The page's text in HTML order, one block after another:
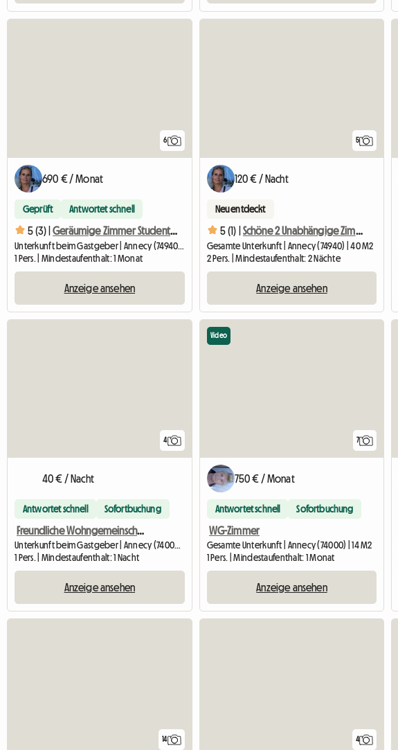
6
690 € / Monat
Geprüft Antwortet schnell
5 (3) | Geräumige Zimmer Student/in/Praktikant/in, Annecy-le-vieux
1 Pers. | Mindestaufenthalt: 1 Monat
Anzeige ansehen
5
120 € / Nacht
Neu entdeckt
5 (1) | Schöne 2 Unabhängige Zimmer. Kurzausflug
Gesamte Unterkunft | Annecy (74940) | 40 M2
2 Pers. | Mindestaufenthalt: 2 Nächte
Anzeige ansehen
4
40 € / Nacht
Antwortet schnell Sofortbuchung
Freundliche Wohngemeinschaft
Unterkunft beim Gastgeber | Annecy (74000) | 27 M2
1 Pers. | Mindestaufenthalt: 1 Nacht
Anzeige ansehen
7
Video
750 € / Monat
Antwortet schnell Sofortbuchung
WG-Zimmer
Gesamte Unterkunft | Annecy (74000) | 14 M2
1 Pers. | Mindestaufenthalt: 1 Monat
Anzeige ansehen
14 4